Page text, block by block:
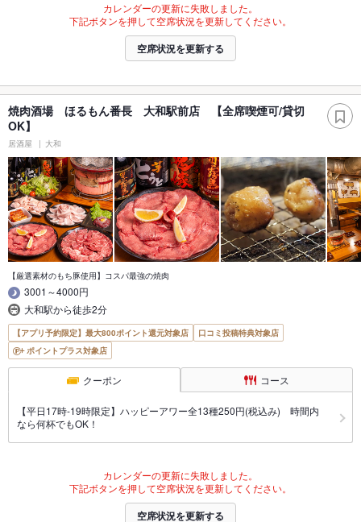
カレンダーの更新に失敗しました。
下記ボタンを押して空席状況を更新してください。
空席状況を更新する
焼肉酒場 ほるもん番長 大和駅前店 【全席喫煙可/貸切
OK】
居酒屋 大和
【厳選素材のもち豚使用】コスパ最強の焼肉
3001～4000円
大和駅から徒歩2分
【アプリ予約限定】最大800ポイント還元対象店
口コミ投稿特典対象店
ポイントプラス対象店
クーポン コース
【平日17時-19時限定】ハッピーアワー全13種250円(税込み) 時間内
なら何杯でもOK！
カレンダーの更新に失敗しました。
下記ボタンを押して空席状況を更新してください。
空席状況を更新する